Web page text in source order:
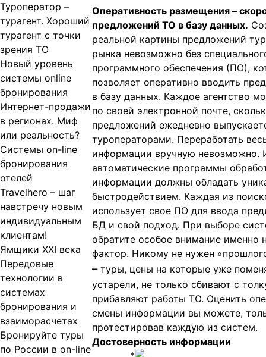
Туроператор –
турагент. Хороший
турагент с точки
зрения ТО
Новый уровень
системы online
бронирования
Интернет-продажи
в регионах. Миф
или реальность?
Системы on-line
бронирования
отелей
Travelhero – шаг
навстречу новым
индивидуальным
клиентам!
Ямщики XXI века
Передовые
технологии в
системах
бронирования и
взаиморасчетах
Бронируйте туры
по России в on-line
Оперативность размещения –
предложений ТО в базу данных.
реальной картины предложений
рынка невозможно без
программного обеспечения (ПО),
позволяет оперативно вводить
в базу данных. Каждое агентство
по своей электронной почте,
предложений ежедневно
туроператорами. Переработать
информации вручную невозможно.
автоматические программы
информации должны обладать
быстродействием. Каждая из
использует свое ПО для ввода
БД и свой подход. При выборе
обратите особое внимание именно
фактор. Никому не нужен
–туры, цены на которые уже
устарели, не только сбивают с
прибавляют работы ТО. Оценить
смены информации вы можете,
протестировав каждую из систем.
Достоверность информации